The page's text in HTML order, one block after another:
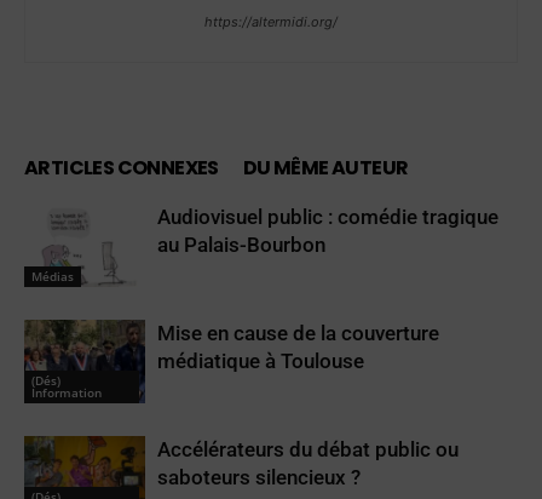
https://altermidi.org/
ARTICLES CONNEXES DU MÊME AUTEUR
Médias
Audiovisuel public : comédie tragique
au Palais-Bourbon
(Dés)
Information
Mise en cause de la couverture
médiatique à Toulouse
Accélérateurs du débat public ou
saboteurs silencieux ?